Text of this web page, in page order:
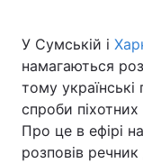
У Сумській і
намагаються
тому
спроби
Про це в ефірі
розповів